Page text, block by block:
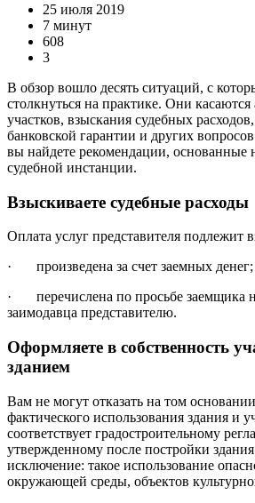
25 июля 2019
7 минут
608
3
В обзор вошло десять ситуаций, с
столкнуться на практике. Они
участков, взыскания судебных
банковской гарантии и других
вы найдете рекомендации, основанные
судебной инстанции.
Взыскиваете судебные расходы
Оплата услуг представителя подлежит
· произведена за счет заемных денег;
· перечислена по просьбе заемщика
заимодавца представителю.
Оформляете в собственность
зданием
Вам не могут отказать на том
фактического использования здания и
соответствует градостроительному
утвержденному после постройки
исключение: такое использование
окружающей среды, объектов